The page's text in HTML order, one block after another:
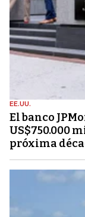
EE.UU.
El banco
US$750.000
próxima